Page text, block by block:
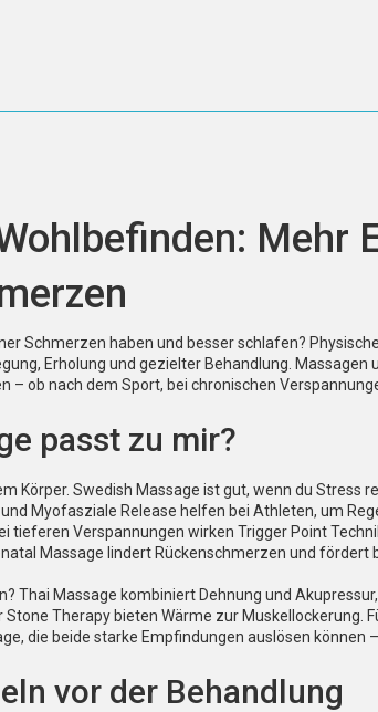
Mehr
Schmerzen haben und besser schlafen?
Erholung und gezielter Behandlung.
– ob nach dem Sport, bei chronischen
passt zu mir?
Körper. Swedish Massage ist gut, wenn du Stress
Myofasziale Release helfen bei Athleten, um
tieferen Verspannungen wirken Trigger Point
Massage lindert Rückenschmerzen und
Thai Massage kombiniert Dehnung und
Stone Therapy bieten Wärme zur Muskellockerung.
die beide starke Empfindungen auslösen können
vor der Behandlung